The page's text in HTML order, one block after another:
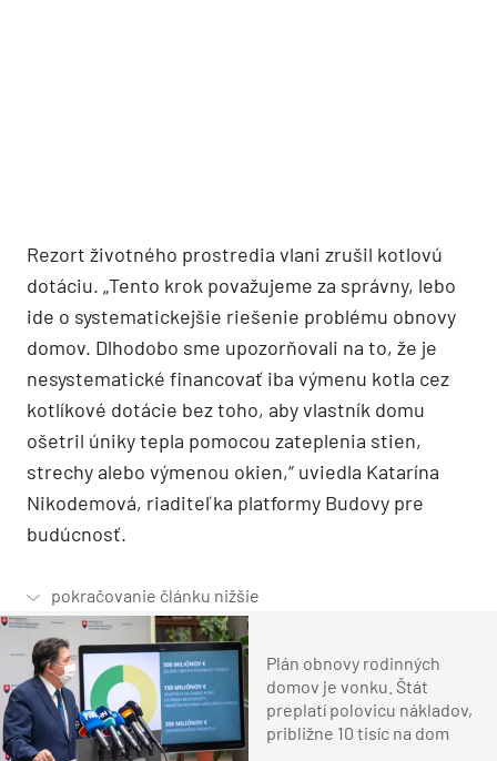
Rezort životného prostredia vlani zrušil kotlovú
dotáciu. „Tento krok považujeme za správny, lebo
ide o systematickejšie riešenie problému obnovy
domov. Dlhodobo sme upozorňovali na to, že je
nesystematické financovať iba výmenu kotla cez
kotlíkové dotácie bez toho, aby vlastník domu
ošetril úniky tepla pomocou zateplenia stien,
strechy alebo výmenou okien,“ uviedla Katarína
Nikodemová, riaditeľka platformy Budovy pre
budúcnosť.
Plán obnovy rodinných
domov je vonku. Štát
preplatí polovicu nákladov,
približne 10 tisíc na dom